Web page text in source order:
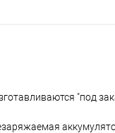
"под